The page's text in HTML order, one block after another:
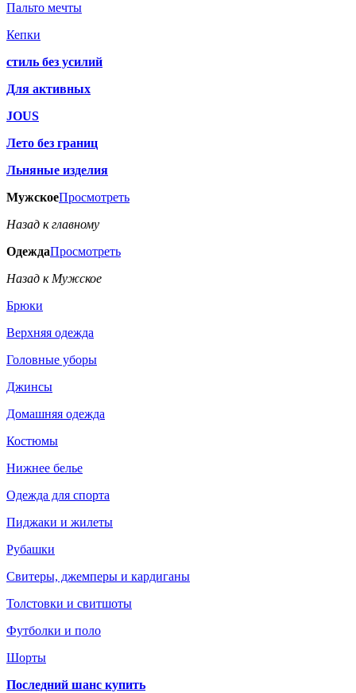
Пальто мечты
Кепки
стиль без усилий
Для активных
JOUS
Лето без границ
Льняные изделия
МужскоеПросмотреть
Назад к главному
ОдеждаПросмотреть
Назад к Мужское
Брюки
Верхняя одежда
Головные уборы
Джинсы
Домашняя одежда
Костюмы
Нижнее белье
Одежда для спорта
Пиджаки и жилеты
Рубашки
Свитеры, джемперы и кардиганы
Толстовки и свитшоты
Футболки и поло
Шорты
Последний шанс купить